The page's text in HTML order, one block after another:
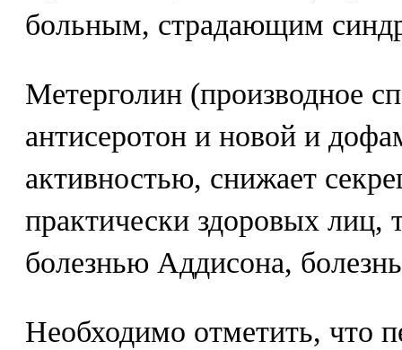
больным, страдающим
Метерголин (производное
антисеротон и новой и
активностью, снижает
практически здоровых
болезнью Аддисона,
Необходимо отметить, что